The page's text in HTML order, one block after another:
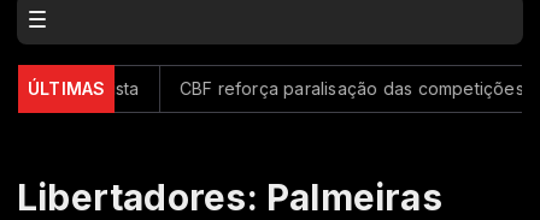
ÚLTIMAS
do artista CBF reforça paralisação das competições
Libertadores: Palmeiras